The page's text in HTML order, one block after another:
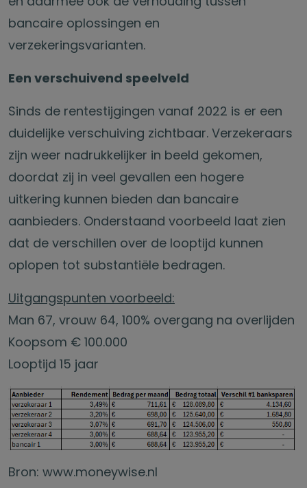
bancaire oplossingen en
verzekeringsvarianten.
Een verschuivend speelveld
Sinds de rentestijgingen vanaf 2022 is er een
duidelijke verschuiving zichtbaar. Verzekeraars
zijn weer nadrukkelijker in beeld gekomen,
doordat zij in veel gevallen een hogere
uitkering kunnen bieden dan bancaire
aanbieders. Onderstaand voorbeeld laat zien
dat de verschillen over de looptijd kunnen
oplopen tot substantiële bedragen.
Uitgangspunten voorbeeld:
Man 67, vrouw 64, 100% overgang na overlijden
Koopsom € 100.000
Looptijd 15 jaar
Bron: www.moneywise.nl